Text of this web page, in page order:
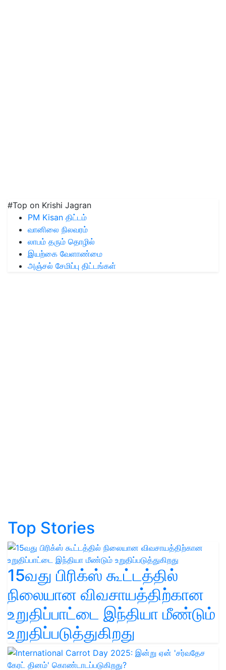
#Top on Krishi Jagran
PM Kisan திட்டம்
வானிலை நிலவரம்
லாபம் தரும் தொழில்
இயற்கை வேளாண்மை
அஞ்சல் சேமிப்பு திட்டங்கள்
Top Stories
15வது பிரிக்ஸ் கூட்டத்தில்
நிலையான விவசாயத்திற்கான
உறுதிப்பாட்டை இந்தியா மீண்டும்
உறுதிப்படுத்துகிறது